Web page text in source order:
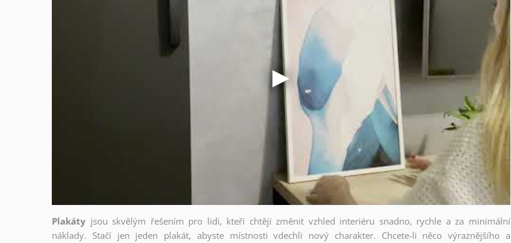
Plakáty jsou skvělým řešením pro lidi, kteří chtějí změnit vzhled interiéru snadno, rychle a za minimální
náklady. Stačí jen jeden plakát, abyste místnosti vdechli nový charakter. Chcete-li něco výraznějšího a